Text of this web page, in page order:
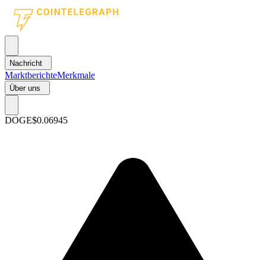
Nachricht
MarktberichteMerkmale
Über uns
DOGE$0.06945